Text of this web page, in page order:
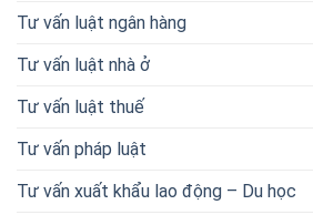
Tư vấn luật ngân hàng
Tư vấn luật nhà ở
Tư vấn luật thuế
Tư vấn pháp luật
Tư vấn xuất khẩu lao động – Du học